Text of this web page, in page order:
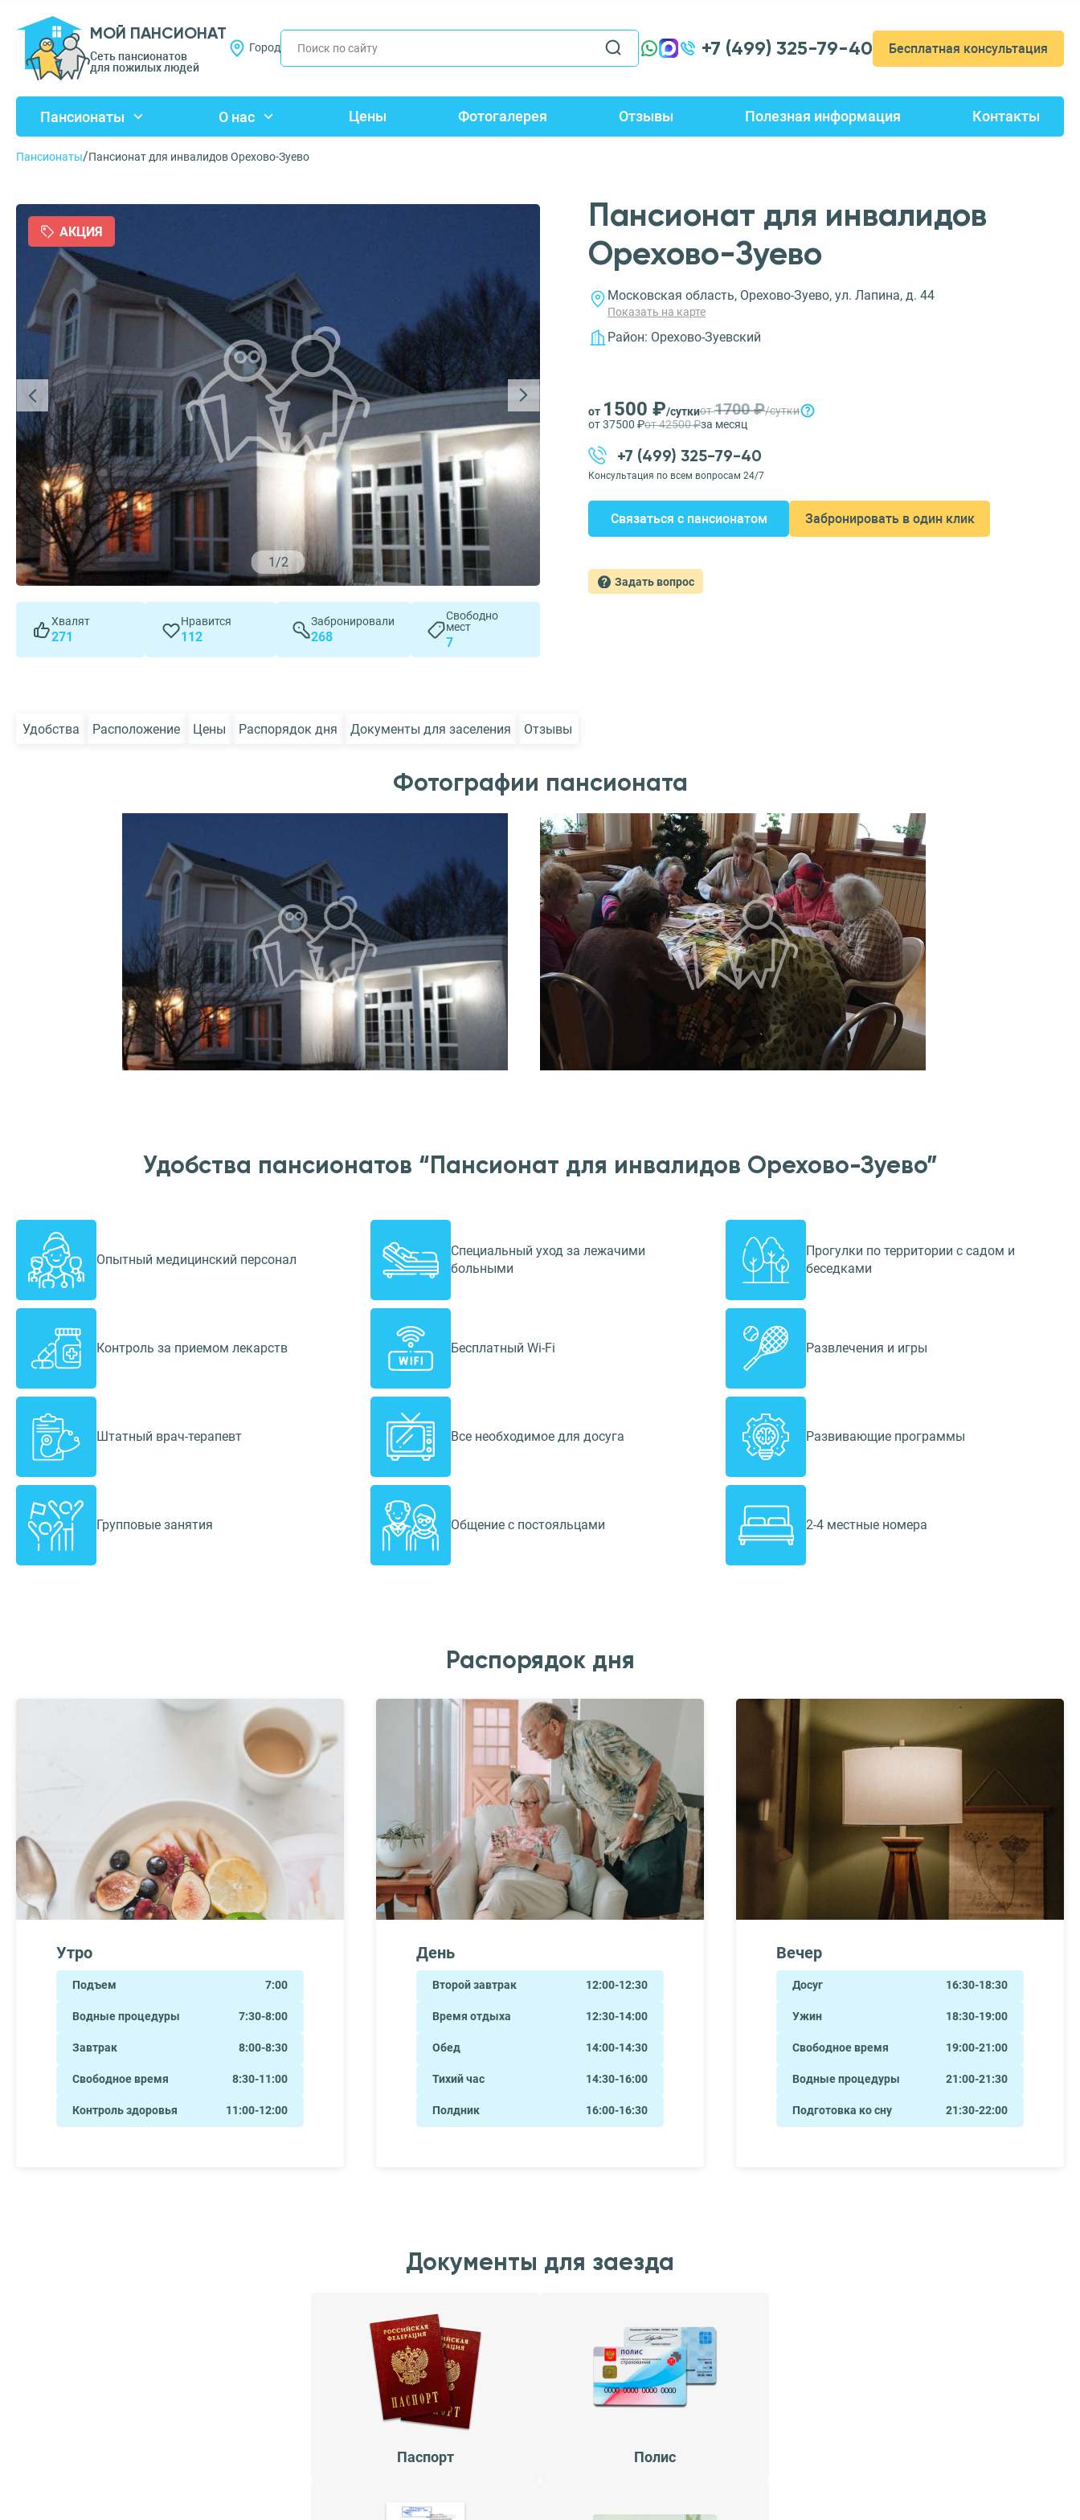
МОЙ ПАНСИОНАТ
Сеть пансионатов
для пожилых людей
Город +7 (499) 325-79-40 Бесплатная консультация
Пансионаты О нас Цены Фотогалерея Отзывы Полезная информация Контакты
Пансионаты/Пансионат для инвалидов Орехово-Зуево
1/2
АКЦИЯ
Хвалят
271
Нравится
112
Забронировали
268
Свободно
мест
7
Пансионат для инвалидов
Орехово-Зуево
Московская область, Орехово-Зуево, ул. Лапина, д. 44
Показать на карте
Район: Орехово-Зуевский
от 1500 ₽/суткиот1700 ₽/сутки
от 37500 ₽от 42500 ₽за месяц
+7 (499) 325-79-40
Консультация по всем вопросам 24/7
Связаться с пансионатом Забронировать в один клик
Задать вопрос
Удобства Расположение Цены Распорядок дня Документы для заселения Отзывы
Фотографии пансионата
Удобства пансионатов “Пансионат для инвалидов Орехово-Зуево”
Опытный медицинский персонал
Специальный уход за лежачими
больными
Прогулки по территории с садом и
беседками
Контроль за приемом лекарств Бесплатный Wi-Fi Развлечения и игры
Штатный врач-терапевт Все необходимое для досуга Развивающие программы
Групповые занятия Общение с постояльцами 2-4 местные номера
Распорядок дня
Утро
Подъем 7:00
Водные процедуры 7:30-8:00
Завтрак 8:00-8:30
Свободное время 8:30-11:00
Контроль здоровья 11:00-12:00
День
Второй завтрак 12:00-12:30
Время отдыха 12:30-14:00
Обед 14:00-14:30
Тихий час 14:30-16:00
Полдник 16:00-16:30
Вечер
Досуг 16:30-18:30
Ужин 18:30-19:00
Свободное время 19:00-21:00
Водные процедуры 21:00-21:30
Подготовка ко сну 21:30-22:00
Документы для заезда
Паспорт Полис